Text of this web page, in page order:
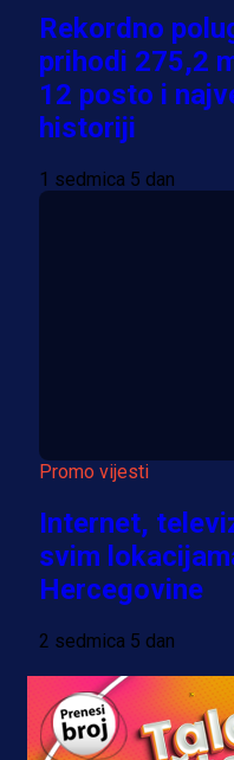
Rekordno
prihodi 275,2
12 posto i
historiji
1 sedmica 5 dan
Promo vijesti
Internet,
svim
Hercegovine
2 sedmica 5 dan